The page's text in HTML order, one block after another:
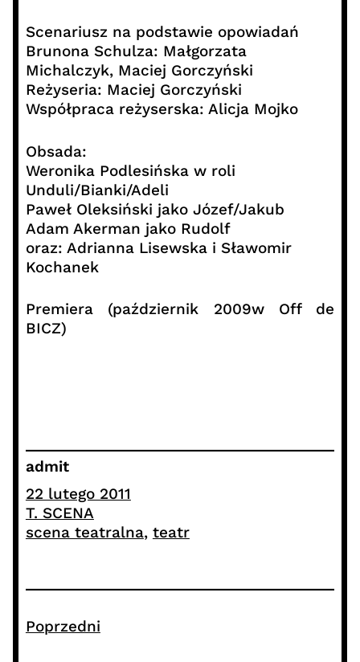
Scenariusz na podstawie opowiadań
Brunona Schulza: Małgorzata
Michalczyk, Maciej Gorczyński
Reżyseria: Maciej Gorczyński
Współpraca reżyserska: Alicja Mojko
Obsada:
Weronika Podlesińska w roli
Unduli/Bianki/Adeli
Paweł Oleksiński jako Józef/Jakub
Adam Akerman jako Rudolf
oraz: Adrianna Lisewska i Sławomir
Kochanek
Premiera (październik 2009w Off de
BICZ)
admit
22 lutego 2011
T. SCENA
scena teatralna, teatr
Poprzedni